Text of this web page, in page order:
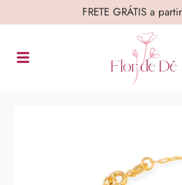
FRETE GRÁTIS a